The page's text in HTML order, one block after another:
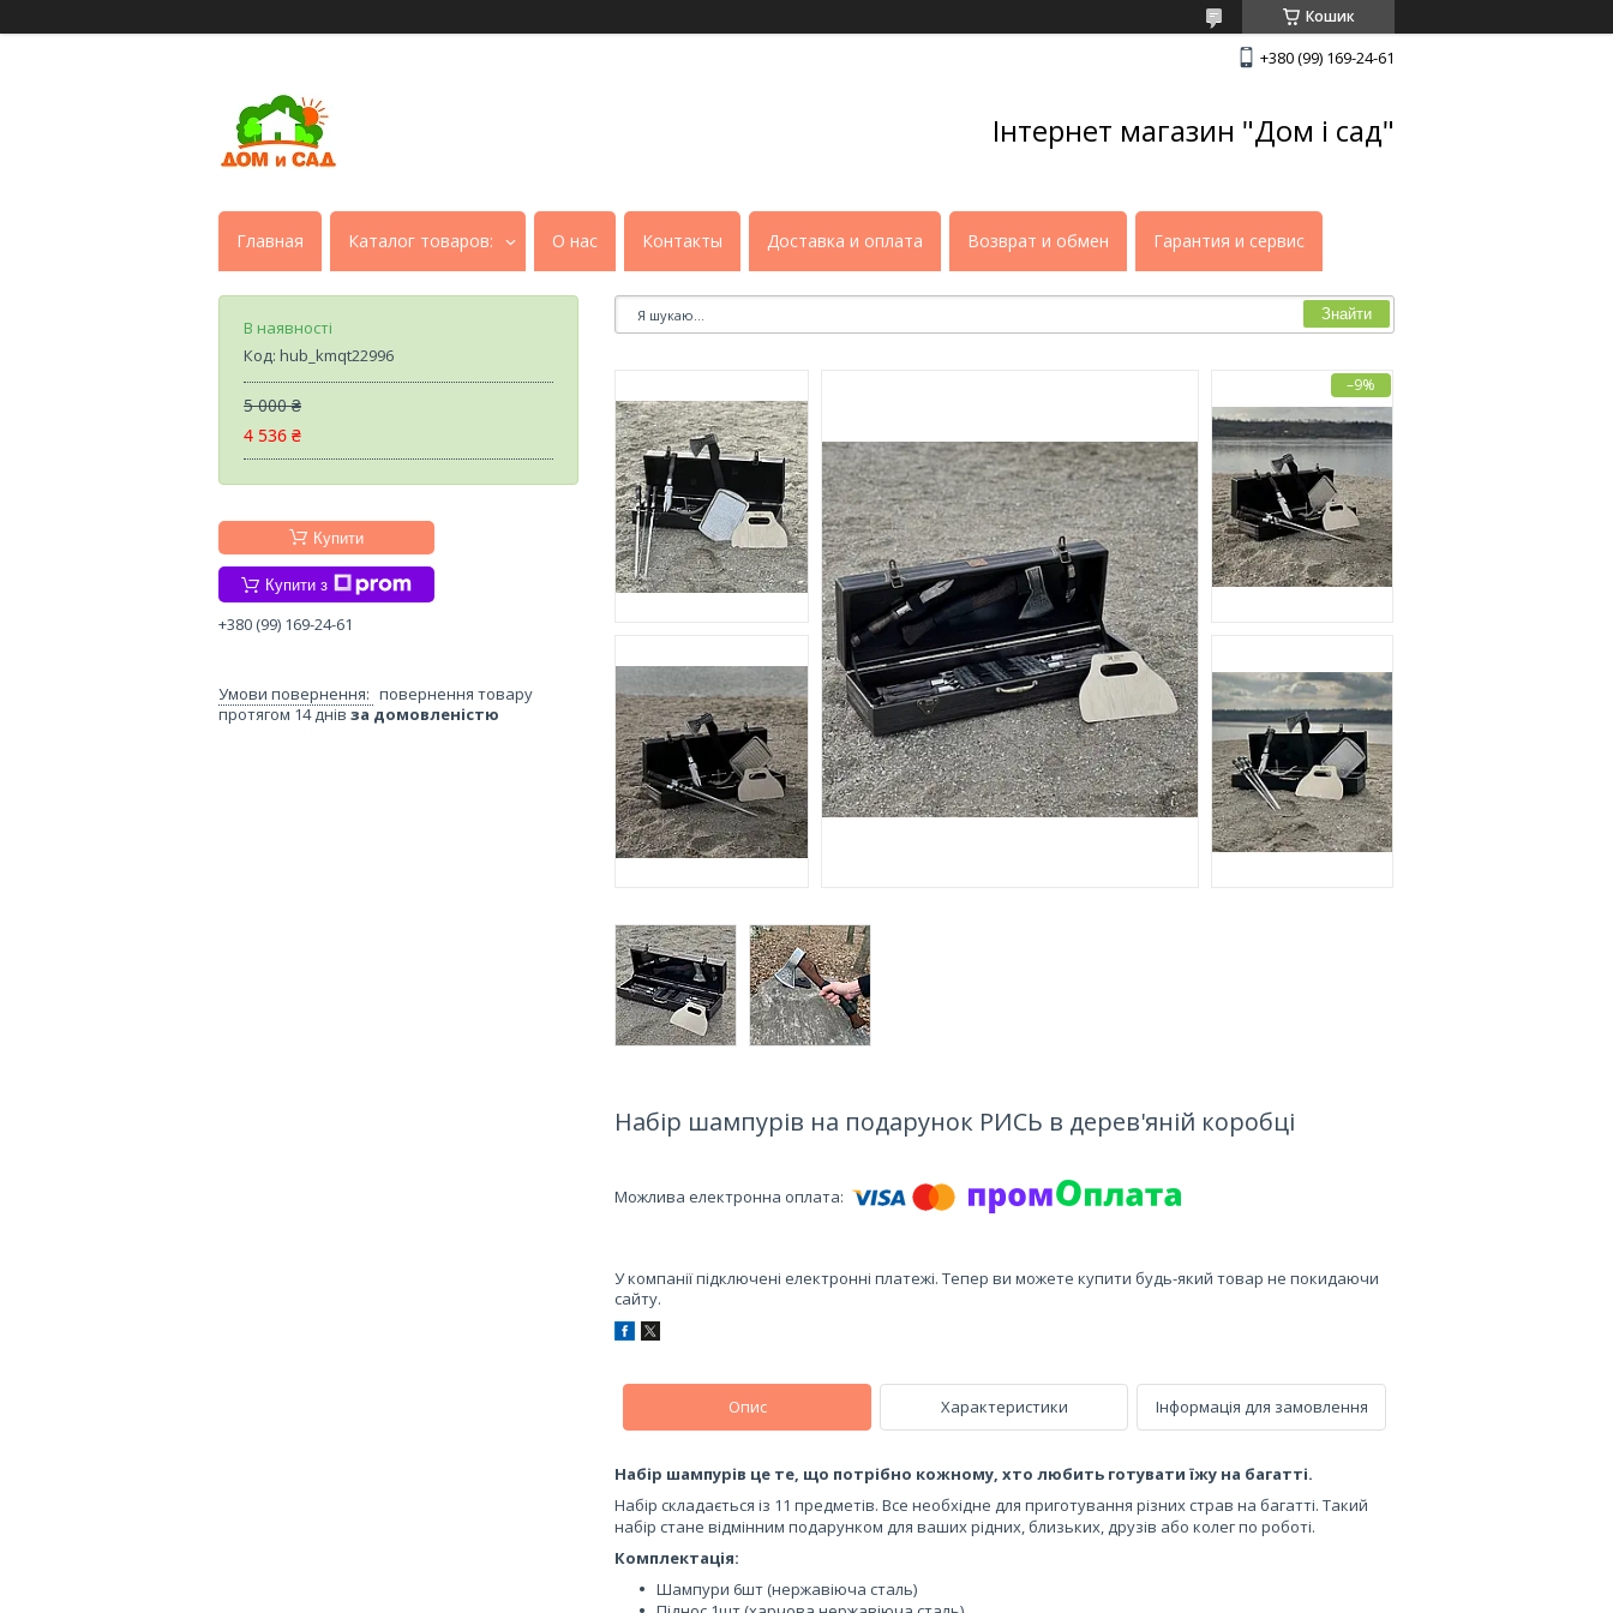
Кошик
+380 (99) 169-24-61
Інтернет магазин "Дом і сад"
Главная Каталог товаров: О нас Контакты Доставка и оплата Возврат и обмен Гарантия и сервис
Знайти
–9%
Набір шампурів на подарунок РИСЬ в дерев'яній коробці
У компанії підключені електронні платежі. Тепер ви можете купити будь-який товар не покидаючи
сайту.
Опис Характеристики Інформація для замовлення
Набір шампурів це те, що потрібно кожному, хто любить готувати їжу на багатті.
Набір складається із 11 предметів. Все необхідне для приготування різних страв на багатті. Такий
набір стане відмінним подарунком для ваших рідних, близьких, друзів або колег по роботі.
Комплектація:
Шампури 6шт (нержавіюча сталь)
В наявності
Код: hub_kmqt22996
5 000 ₴
4 536 ₴
Купити
Купити з
+380 (99) 169-24-61
повернення товару
протягом 14 днів за домовленістю